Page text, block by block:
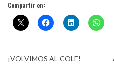
Compartir en:
¡VOLVIMOS AL COLE!